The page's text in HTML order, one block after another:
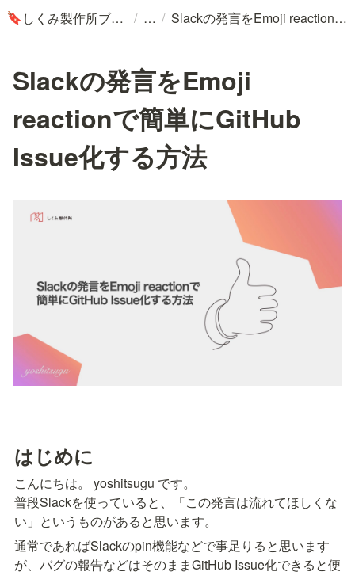
🔖 しくみ製作所ブログ / / Slackの発言をEmoji reactionで簡単にGitHub Issue化する方法
Slackの発言をEmoji
reactionで簡単にGitHub
Issue化する方法
はじめに
こんにちは。 yoshitsugu です。
普段Slackを使っていると、「この発言は流れてほしくな
い」というものがあると思います。
通常であればSlackのpin機能などで事足りると思います
が、バグの報告などはそのままGitHub Issue化できると便